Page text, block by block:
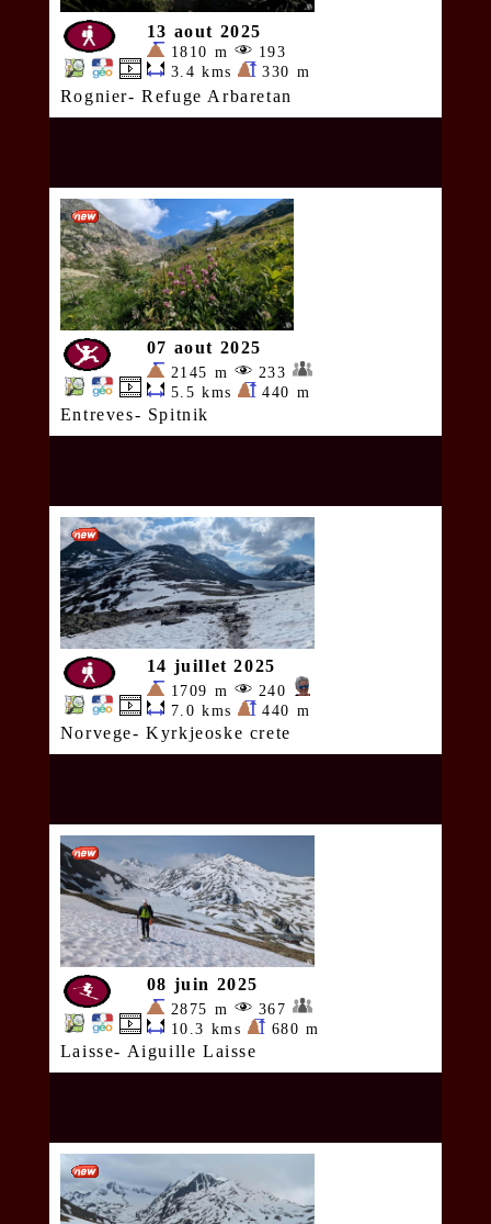
13 aout 2025
1810 m
193
3.4 kms
330 m
Rognier- Refuge Arbaretan
07 aout 2025
2145 m
233
5.5 kms
440 m
Entreves- Spitnik
14 juillet 2025
1709 m
240
7.0 kms
440 m
Norvege- Kyrkjeoske crete
08 juin 2025
2875 m
367
10.3 kms
680 m
Laisse- Aiguille Laisse